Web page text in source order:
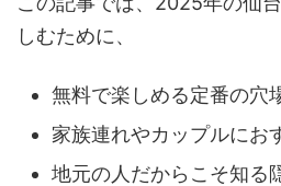
しむために、
無料で楽しめる定番の穴
家族連れやカップルにお
地元の人だからこそ知る